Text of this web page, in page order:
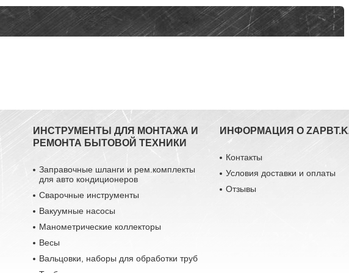
ИНСТРУМЕНТЫ ДЛЯ МОНТАЖА И
РЕМОНТА БЫТОВОЙ ТЕХНИКИ
Заправочные шланги и рем.комплекты
для авто кондиционеров
Сварочные инструменты
Вакуумные насосы
Манометрические коллекторы
Весы
Вальцовки, наборы для обработки труб
ИНФОРМАЦИЯ О
Контакты
Условия доставки и оплаты
Отзывы